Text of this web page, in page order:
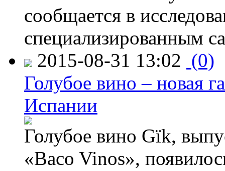
сообщается в
специализированным
2015-08-31 13:02 (0)
Голубое вино – новая
Испании
Голубое вино Gïk,
«Baco Vinos»,